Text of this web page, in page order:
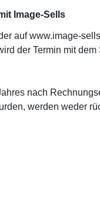
Image-Sells
auf www.image-
der Termin mit
nach
werden weder